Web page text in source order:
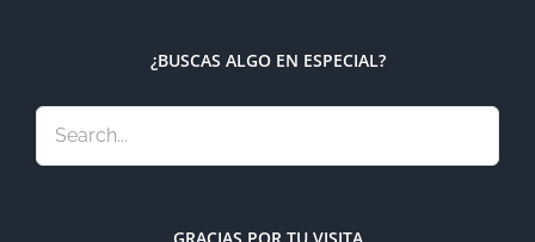
¿BUSCAS ALGO EN ESPECIAL?
GRACIAS POR TU VISITA